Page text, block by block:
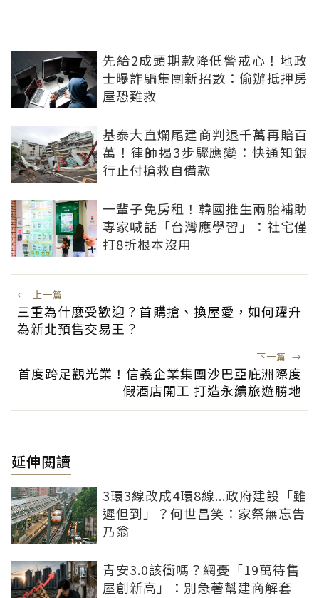
先給2成頭期款降低警戒心！地政
士曝詐騙集團新招數：偷辦抵押房
屋恐難救
基泰大直爛尾建商判退千萬再賠百
萬！律師揭3步驟應變：快通知銀
行止付搶救自備款
一輩子免房租！韓國推生兩胎補助
專家喊話「台灣應學習」：社宅僅
打8折根本沒用
← 上一篇
三重為什麼受歡迎？首購搶、換屋愛，如何躍升
為新北預售交易王？
下一篇 →
首度跨足觀光業！信義企業集團沙巴亞庇洲際度
假酒店開工 打造永續旅遊勝地
延伸閱讀
3環3線改成4環8線...政府建設「雖
遲但到」？何世昌笑：家祭無忘告
乃翁
青安3.0該衝嗎？網憂「19萬待售
屋創新高」：別急著幫建商解套